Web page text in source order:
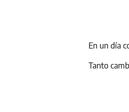
En un día
Tanto